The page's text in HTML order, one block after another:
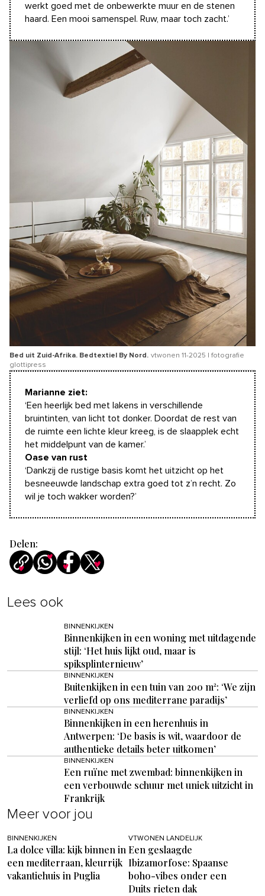
werkt goed met de onbewerkte muur en de stenen
haard. Een mooi samenspel. Ruw, maar toch zacht.’
Bed uit Zuid-Afrika. Bedtextiel By Nord. vtwonen 11-2025 | fotografie
glottipress
Marianne ziet:
‘Een heerlijk bed met lakens in verschillende
bruintinten, van licht tot donker. Doordat de rest van
de ruimte een lichte kleur kreeg, is de slaapplek echt
het middelpunt van de kamer.’
Oase van rust
‘Dankzij de rustige basis komt het uitzicht op het
besneeuwde landschap extra goed tot z’n recht. Zo
wil je toch wakker worden?’
Delen:
Lees ook
BINNENKIJKEN
Binnenkijken in een woning met uitdagende
stijl: ‘Het huis lijkt oud, maar is
spiksplinternieuw’
BINNENKIJKEN
Buitenkijken in een tuin van 200 m²: ‘We zijn
verliefd op ons mediterrane paradijs’
BINNENKIJKEN
Binnenkijken in een herenhuis in
Antwerpen: ‘De basis is wit, waardoor de
authentieke details beter uitkomen’
BINNENKIJKEN
Een ruïne met zwembad: binnenkijken in
een verbouwde schuur met uniek uitzicht in
Frankrijk
Meer voor jou
BINNENKIJKEN
La dolce villa: kijk binnen in
een mediterraan, kleurrijk
vakantiehuis in Puglia
VTWONEN LANDELIJK
Een geslaagde
Ibizamorfose: Spaanse
boho-vibes onder een
Duits rieten dak